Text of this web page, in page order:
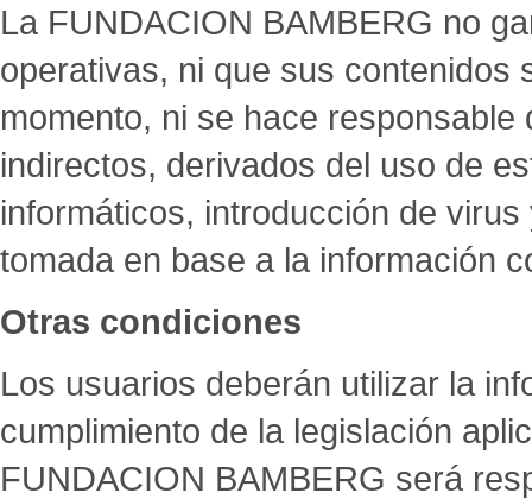
La FUNDACION BAMBERG no
operativas, ni que sus contenidos
momento, ni se hace
indirectos, derivados del uso de
informáticos, introducción de
tomada en base a la información
Otras condiciones
Los usuarios deberán utilizar la
cumplimiento de la legislación
FUNDACION BAMBERG será